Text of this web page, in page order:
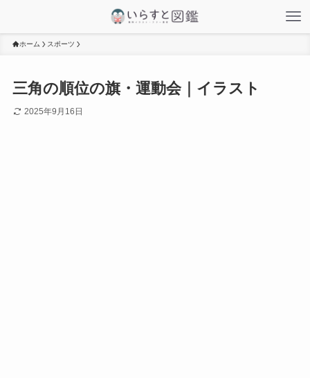
ホーム スポーツ
三角の順位の旗・運動会｜イラスト
2025年9月16日